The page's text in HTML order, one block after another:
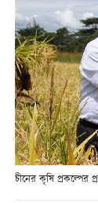
চীনের কৃষি প্রকল্পের